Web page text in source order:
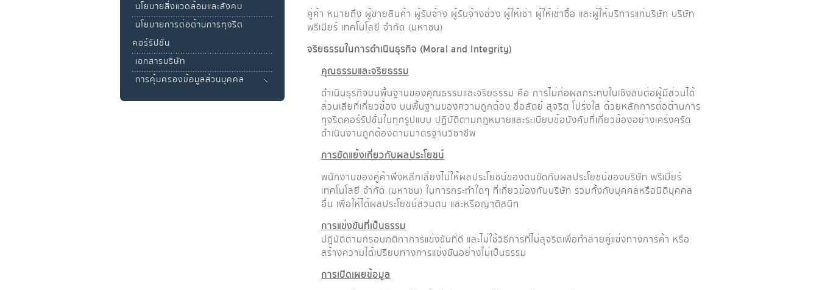
คู่ค้า หมายถึง ผู้ขายสินค้า ผู้รับจ้าง ผู้รับจ้างช่วง ผู้ให้เช่า ผู้ให้เช่าซื้อ และผู้ให้บริการแก่บริษัท บริษัท
พรีเมียร์ เทคโนโลยี จำกัด (มหาชน)
จริยธรรมในการดำเนินธุรกิจ (Moral and Integrity)
คุณธรรมและจริยธรรม
ดำเนินธุรกิจบนพื้นฐานของคุณธรรมและจริยธรรม คือ การไม่ก่อผลกระทบในเชิงลบต่อผู้มีส่วนได้
ส่วนเสียที่เกี่ยวข้อง บนพื้นฐานของความถูกต้อง ซื่อสัตย์ สุจริต โปร่งใส ด้วยหลักการต่อต้านการ
ทุจริตคอร์รัปชั่นในทุกรูปแบบ ปฏิบัติตามกฎหมายและระเบียบข้อบังคับที่เกี่ยวข้องอย่างเคร่งครัด
ดำเนินงานถูกต้องตามมาตรฐานวิชาชีพ
การขัดแย้งเกี่ยวกับผลประโยชน์
พนักงานของคู่ค้าพึงหลีกเลี่ยงไม่ให้ผลประโยชน์ของตนขัดกับผลประโยชน์ของบริษัท พรีเมียร์
เทคโนโลยี จำกัด (มหาชน) ในการกระทำใดๆ ที่เกี่ยวข้องกับบริษัท รวมทั้งกับบุคคลหรือนิติบุคคล
อื่น เพื่อให้ได้ผลประโยชน์ส่วนตน และหรือญาติสนิท
การแข่งขันที่เป็นธรรม
ปฏิบัติตามกรอบกติกาการแข่งขันที่ดี และไม่ใช้วิธีการที่ไม่สุจริตเพื่อทำลายคู่แข่งทางการค้า หรือ
สร้างความได้เปรียบทางการแข่งขันอย่างไม่เป็นธรรม
การเปิดเผยข้อมูล
นโยบายสิ่งแวดล้อมและสังคม
นโยบายการต่อต้านการทุจริต
คอร์รัปชั่น
เอกสารบริษัท
การคุ้มครองข้อมูลส่วนบุคคล